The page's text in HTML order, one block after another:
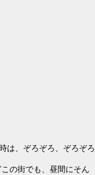
は、ぞろぞろ、ぞろぞろ
の街でも、昼間にそん